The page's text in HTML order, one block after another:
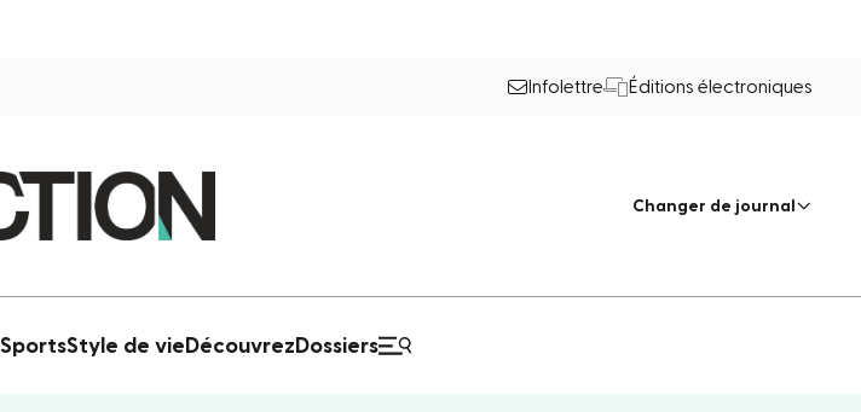
Infolettre Éditions électroniques
Changer de journal
SportsStyle de vie Découvrez Dossiers